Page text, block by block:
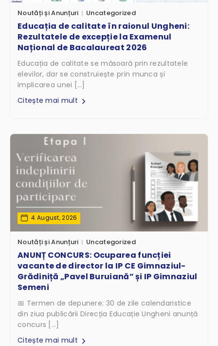
Noutăți și Anunțuri Uncategorized
Educația de calitate în raionul Ungheni:
Rezultatele de excepție la Examenul
Național de Bacalaureat 2026
Educația de calitate se măsoară prin rezultatele
elevilor, dar se construiește prin munca și
implicarea unei […]
Citește mai mult
4 August, 2026
Noutăți și Anunțuri Uncategorized
ANUNȚ CONCURS: Ocuparea funcției
vacante de director la IP CE Gimnaziul-
Grădiniță „Pavel Buruiană” și IP Gimnaziul
Semeni
📅 Termen de depunere: 30 de zile calendaristice
din ziua publicării Direcția Educație Ungheni anunță
concurs […]
Citește mai mult